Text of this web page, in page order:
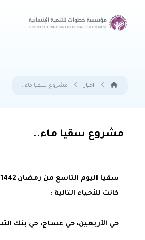
اخبار مشروع سقيا ماء..
مشروع سقيا ماء..
كانت للأحياء التالية :
حي الأربعين، حي عساج، حي بنك